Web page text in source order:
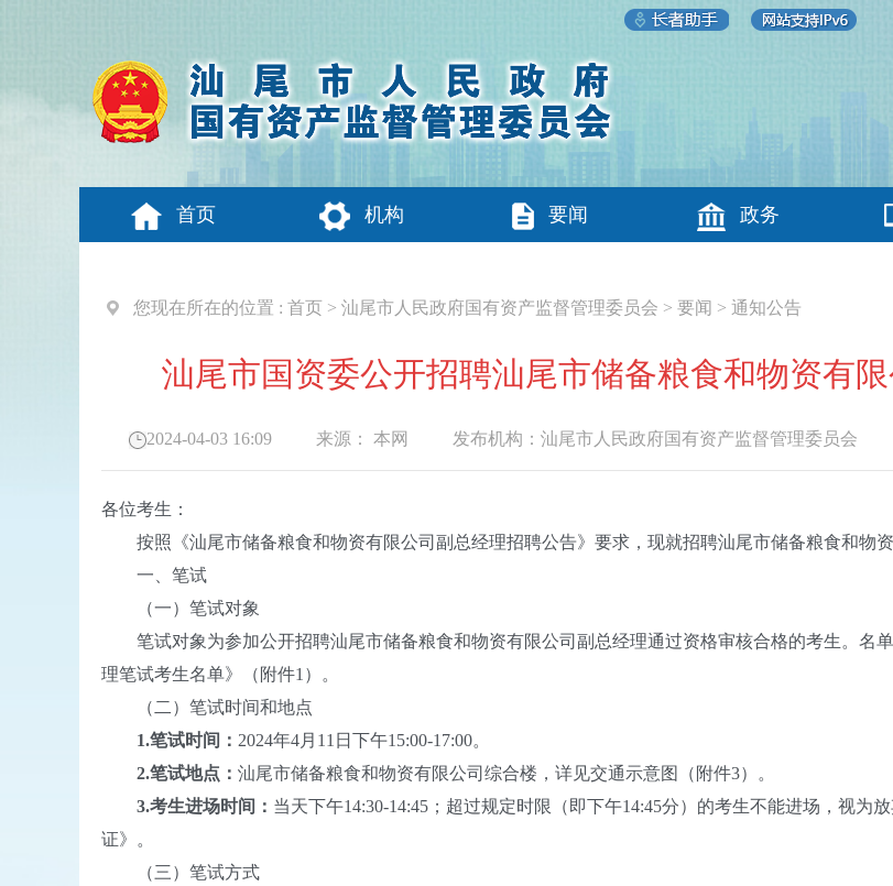
首页 机构 要闻 政务
您现在所在的位置 : 首页 > 汕尾市人民政府国有资产监督管理委员会 > 要闻 > 通知公告
汕尾市国资委公开招聘汕尾市储备粮食和物资有
2024-04-03 16:09 来源： 本网 发布机构： 汕尾市人民政府国有资产监督管理委员会
各位考生：
按照《汕尾市储备粮食和物资有限公司副总经理招聘公告》要求，现就招聘汕尾市储备粮食和物资
一、笔试
（一）笔试对象
笔试对象为参加公开招聘汕尾市储备粮食和物资有限公司副总经理通过资格审核合格的考生。名
理笔试考生名单》（附件1）。
（二）笔试时间和地点
1.笔试时间： 2024年4月11日下午15:00-17:00。
2.笔试地点： 汕尾市储备粮食和物资有限公司综合楼，详见交通示意图（附件3）。
3.考生进场时间： 当天下午14:30-14:45；超过规定时限（即下午14:45分）的考生不能进场，视
证》。
（三）笔试方式